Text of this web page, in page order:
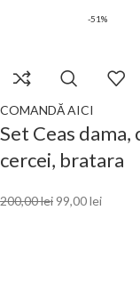
-51%
COMANDĂ AICI
Set Ceas dama,
cercei, bratara
200,00lei 99,00lei